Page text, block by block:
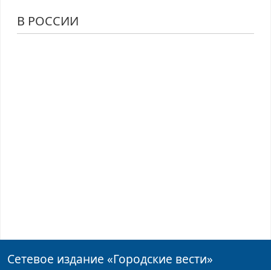
В РОССИИ
Сетевое издание «Городские вести»